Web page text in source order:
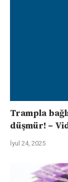
Trampla
düşmür! –
İyul 24, 2025